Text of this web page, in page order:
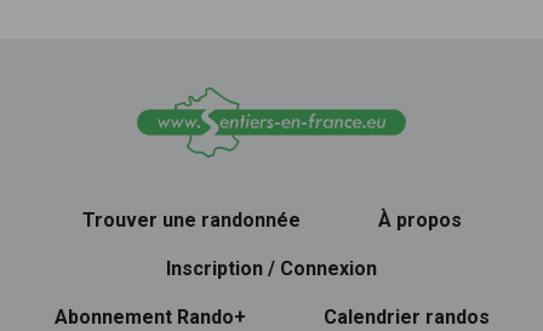
Trouver une randonnée À propos
Inscription / Connexion
Abonnement Rando+ Calendrier randos